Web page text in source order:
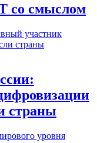
со смыслом
страны